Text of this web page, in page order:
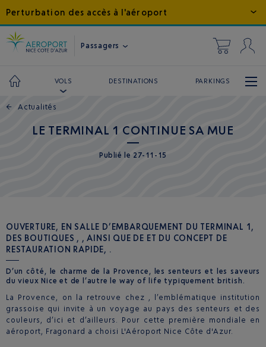
Perturbation des accès à l'aéroport
Passagers
VOLS DESTINATIONS PARKINGS
← Actualités
LE TERMINAL 1 CONTINUE SA MUE
Publié le 27-11-15
OUVERTURE, EN SALLE D’EMBARQUEMENT DU TERMINAL 1,
DES BOUTIQUES , , AINSI QUE DE ET DU CONCEPT DE
RESTAURATION RAPIDE, .
D’un côté, le charme de la Provence, les senteurs et les saveurs
du vieux Nice et de l’autre le way of life typiquement british.
La Provence, on la retrouve chez , l’emblématique institution
grassoise qui invite à un voyage au pays des senteurs et des
couleurs, d’ici et d’ailleurs. Pour cette première mondiale en
aéroport, Fragonard a choisi L'Aéroport Nice Côte d'Azur.